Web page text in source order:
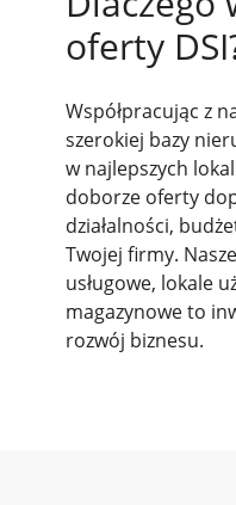
oferty
Współpracując z
szerokiej bazy
w najlepszych
doborze oferty
działalności,
Twojej firmy.
usługowe, lokale
magazynowe to
rozwój biznesu.